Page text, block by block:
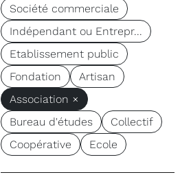
Société commerciale
Indépendant ou Entrepr...
Etablissement public
Fondation
Artisan
Association ×
Bureau d'études
Collectif
Coopérative
Ecole